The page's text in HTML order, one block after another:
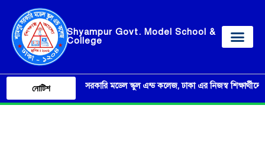
Shyampur Govt. Model School &
College
নোটিশ
শ্যামপুর সরকারি মডেল স্কুল এন্ড কলেজ, ঢাকা এর নিজস্ব শিক্ষার্থীদের